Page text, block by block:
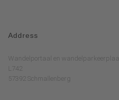
Address
Wandelportaal en
L742
57392 Schmallenberg